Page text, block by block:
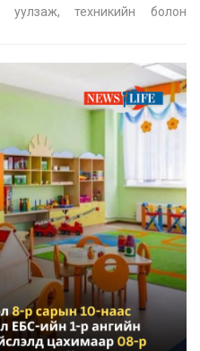
уулзаж, техникийн болон